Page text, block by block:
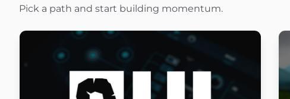
Pick a path and start building momentum.